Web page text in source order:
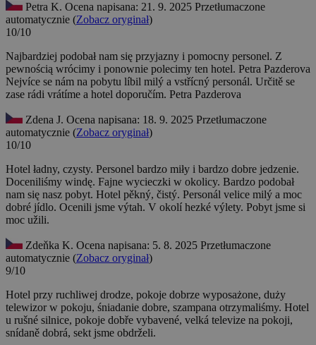
Petra K. Ocena napisana: 21. 9. 2025 Przetłumaczone
automatycznie (Zobacz oryginał)
10/10
Najbardziej podobał nam się przyjazny i pomocny personel. Z
pewnością wrócimy i ponownie polecimy ten hotel. Petra Pazderova
Nejvíce se nám na pobytu líbil milý a vstřícný personál. Určitě se
zase rádi vrátíme a hotel doporučím. Petra Pazderova
Zdena J. Ocena napisana: 18. 9. 2025 Przetłumaczone
automatycznie (Zobacz oryginał)
10/10
Hotel ładny, czysty. Personel bardzo miły i bardzo dobre jedzenie.
Doceniliśmy windę. Fajne wycieczki w okolicy. Bardzo podobał
nam się nasz pobyt. Hotel pěkný, čistý. Personál velice milý a moc
dobré jídlo. Ocenili jsme výtah. V okolí hezké výlety. Pobyt jsme si
moc užili.
Zdeňka K. Ocena napisana: 5. 8. 2025 Przetłumaczone
automatycznie (Zobacz oryginał)
9/10
Hotel przy ruchliwej drodze, pokoje dobrze wyposażone, duży
telewizor w pokoju, śniadanie dobre, szampana otrzymaliśmy. Hotel
u rušné silnice, pokoje dobře vybavené, velká televize na pokoji,
snídaně dobrá, sekt jsme obdrželi.